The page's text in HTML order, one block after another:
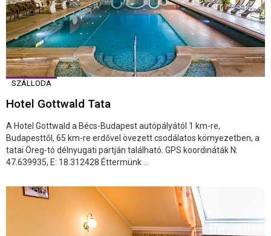
SZÁLLODA
Hotel Gottwald Tata
A Hotel Gottwald a Bécs-Budapest autópályától 1 km-re,
Budapesttől, 65 km-re erdővel övezett csodálatos környezetben, a
tatai Öreg-tó délnyugati partján található. GPS koordináták N:
47.639935, E: 18.312428 Éttermünk ...